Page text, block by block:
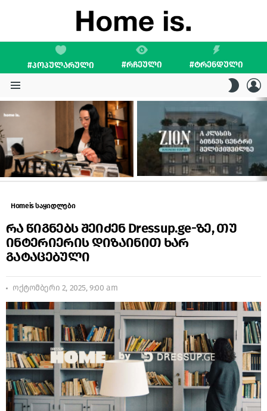
#ᲞᲝᲞᲣᲚᲐᲠᲣᲚᲘ #ᲠᲩᲔᲣᲚᲘ #ᲢᲠᲔᲜᲓᲣᲚᲘ
SKIN
STORIES
Homeis საყიდლები
რა წიგნებს შეიძენ Dressup.ge-ზე, თუ
ინტერიერის დიზაინით ხარ
გატაცებული
ოქტომბერი 2, 2025, 9:00 am